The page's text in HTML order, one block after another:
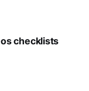
checklists